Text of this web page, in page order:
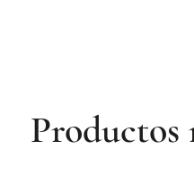
Productos